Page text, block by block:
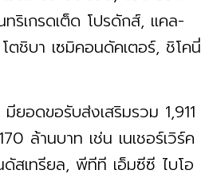
ริเกรดเต็ด โปรดักส์, แคล-
ตชิบา เซมิคอนดัคเตอร์, ชิโคนี่
มียอดขอรับส่งเสริมรวม 1,911
ล้านบาท เช่น เนเชอร์เวิร์ค
สเทรียล, พีทีที เอ็มซีซี ไบโอ